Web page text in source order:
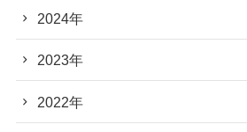
2024年
2023年
2022年